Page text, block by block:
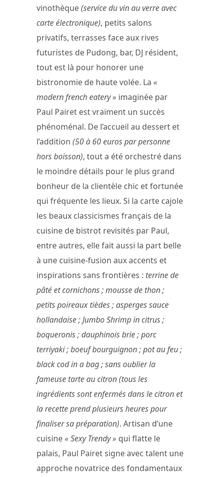
vinothèque(service du vin au verre avec
carte électronique), petits salons
privatifs, terrasses face aux rives
futuristes de Pudong, bar, DJ résident,
tout est là pour honorer une
bistronomie de haute volée. La «
modern french eatery » imaginée par
Paul Pairet est vraiment un succès
phénoménal. De l’accueil au dessert et
l’addition (50 à 60 euros par personne
hors boisson), tout a été orchestré dans
le moindre détails pour le plus grand
bonheur de la clientèle chic et fortunée
qui fréquente les lieux. Si la carte cajole
les beaux classicismes français de la
cuisine de bistrot revisités par Paul,
entre autres, elle fait aussi la part belle
à une cuisine-fusion aux accents et
inspirations sans frontières : terrine de
pâté et cornichons ; mousse de thon ;
petits poireaux tièdes ; asperges sauce
hollandaise ; Jumbo Shrimp in citrus ;
boqueronis ; dauphinois brie ; porc
terriyaki ; boeuf bourguignon ; pot au feu ;
black cod in a bag ; sans oublier la
fameuse tarte au citron (tous les
ingrédients sont enfermés dans le citron et
la recette prend plusieurs heures pour
finaliser sa préparation). Artisan d’une
cuisine« Sexy Trendy » qui flatte le
palais, Paul Pairet signe avec talent une
approche novatrice des fondamentaux